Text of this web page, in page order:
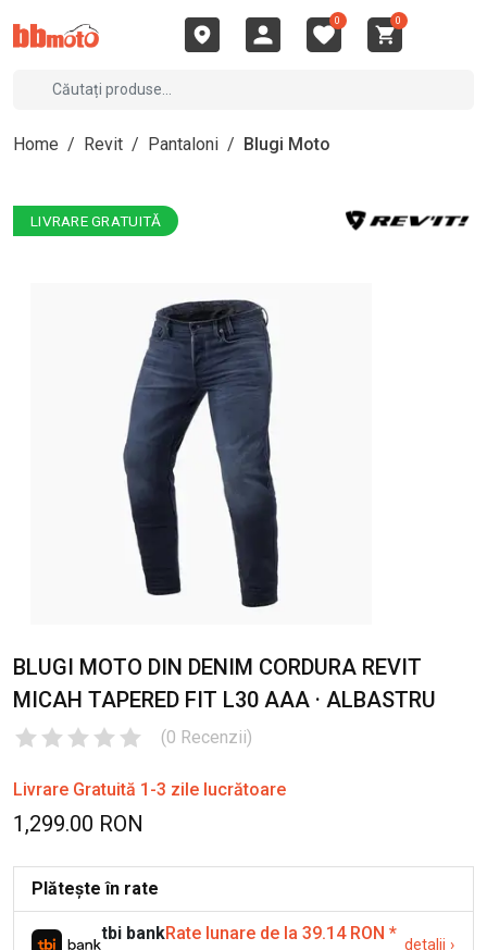
0 0
Home / Revit / Pantaloni / Blugi Moto
LIVRARE GRATUITĂ
BLUGI MOTO DIN DENIM CORDURA REVIT
MICAH TAPERED FIT L30 AAA · ALBASTRU
(0 Recenzii)
Livrare Gratuită 1-3 zile lucrătoare
1,299.00 RON
Plătește în rate
tbi bankRate lunare de la 39.14 RON *
detalii ›